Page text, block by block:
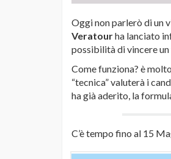
Oggi non parlerò di un
Veratourha lanciato
possibilità di vincere
Come funziona? è
“tecnica” valuterà i
ha già aderito, la
C’è tempo fino al 15